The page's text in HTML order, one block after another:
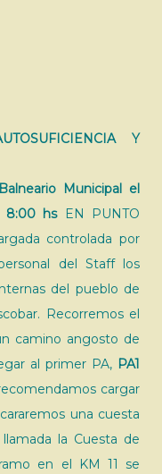
Y
Balneario Municipal el
8:00 hsEN PUNTO
controlada por
del Staff los
del pueblo de
Recorremos el
camino angosto de
al primer PA, PA1
cargar
una cuesta
la Cuesta de
en el KM 11 se